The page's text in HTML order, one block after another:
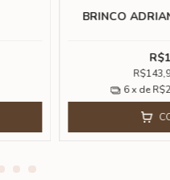
BRINCO
6x de